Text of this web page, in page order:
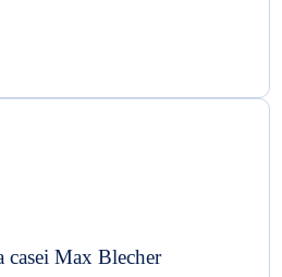
casei Max Blecher